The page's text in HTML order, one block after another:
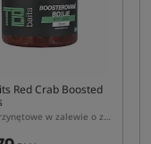
Red Crab Boosted
Kulki przynętowe w zalewie o zapachu kraba z ostrymi przyprawami